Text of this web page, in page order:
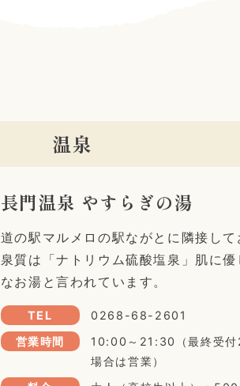
温泉
長門温泉 やすらぎの湯
道の駅マルメロの駅ながとに隣接して
泉質は「ナトリウム硫酸塩泉」肌に
なお湯と言われています。
TEL
0268-68-2601
営業時間
10:00～21:30（最終受
場合は営業）